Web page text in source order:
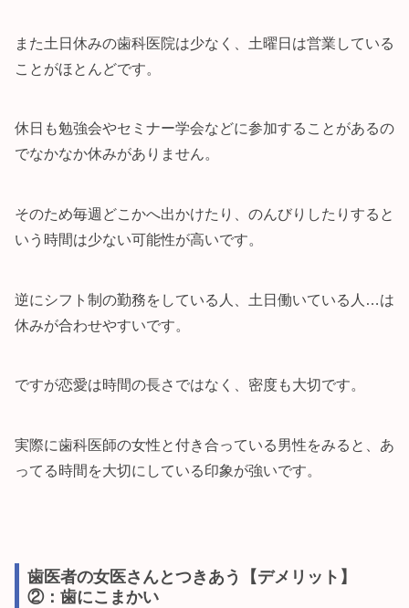
また土日休みの歯科医院は少なく、土曜日は営業している
ことがほとんどです。
休日も勉強会やセミナー学会などに参加することがあるの
でなかなか休みがありません。
そのため毎週どこかへ出かけたり、のんびりしたりすると
いう時間は少ない可能性が高いです。
逆にシフト制の勤務をしている人、土日働いている人…は
休みが合わせやすいです。
ですが恋愛は時間の長さではなく、密度も大切です。
実際に歯科医師の女性と付き合っている男性をみると、あ
ってる時間を大切にしている印象が強いです。
歯医者の女医さんとつきあう【デメリット】
②：歯にこまかい